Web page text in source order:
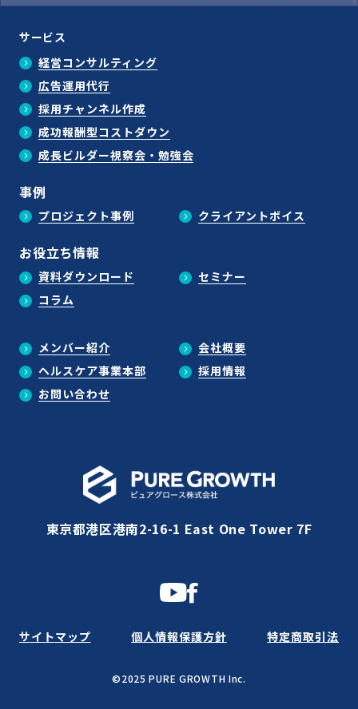
サービス
経営コンサルティング
広告運用代行
採用チャンネル作成
成功報酬型コストダウン
成長ビルダー視察会・勉強会
事例
プロジェクト事例 クライアントボイス
お役立ち情報
資料ダウンロード
セミナー
コラム
メンバー紹介
会社概要
ヘルスケア事業本部
採用情報
お問い合わせ
東京都港区港南2-16-1 East One Tower 7F
©2025 PURE GROWTH Inc.
サイトマップ 個人情報保護方針 特定商取引法